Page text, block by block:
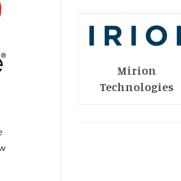
Mirion
Technologies